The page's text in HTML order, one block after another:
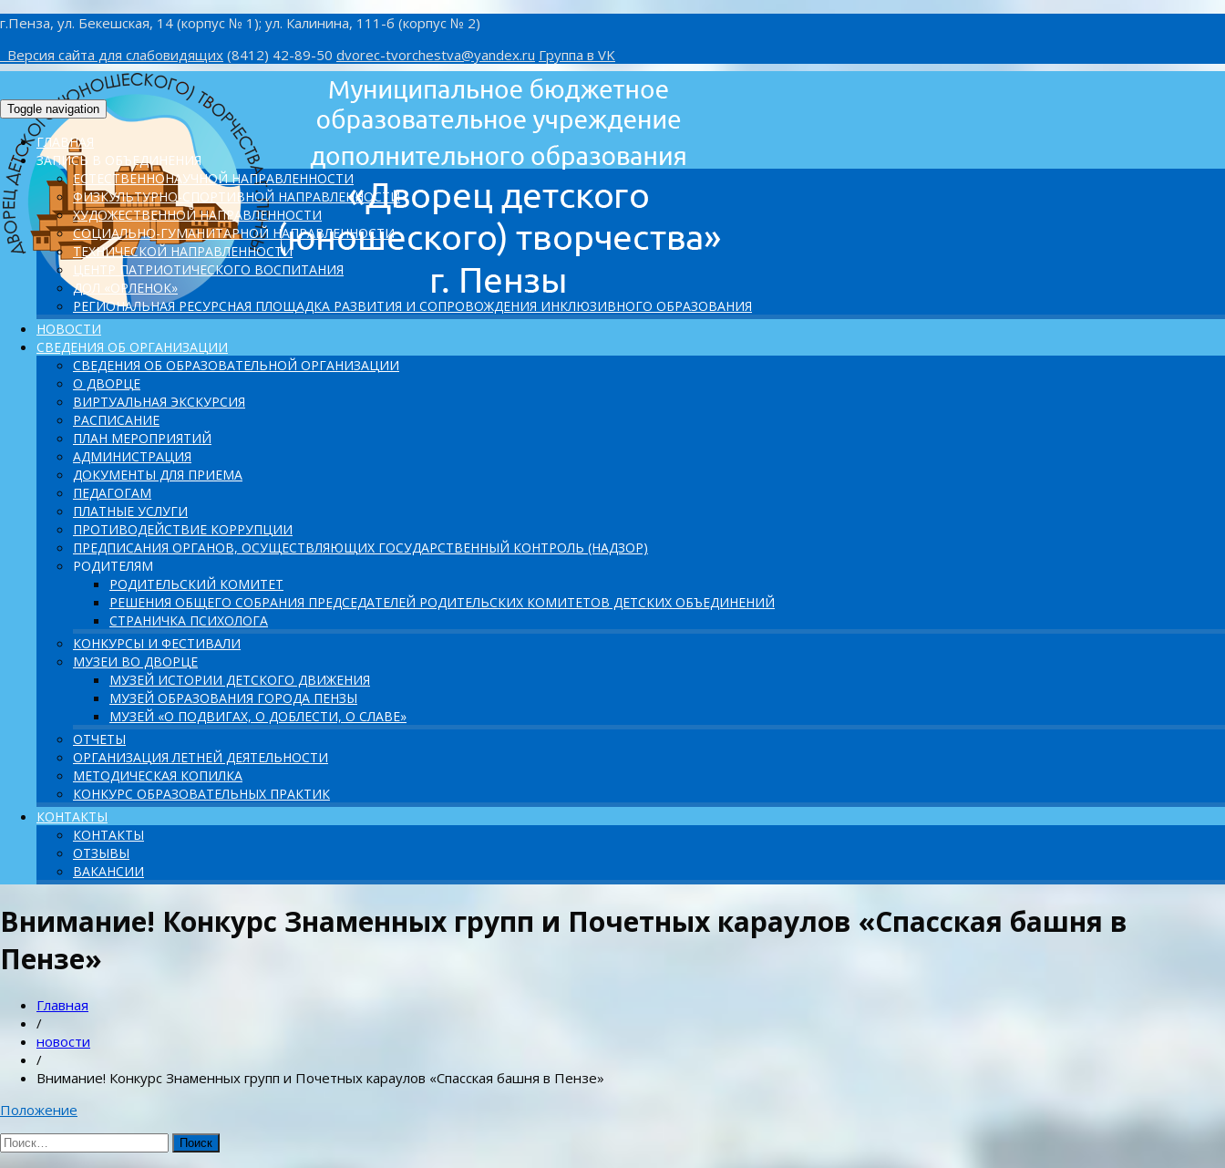
г.Пенза, ул. Бекешская, 14 (корпус № 1); ул. Калинина, 111-б (корпус № 2)
Версия сайта для слабовидящих (8412) 42-89-50 dvorec-tvorchestva@yandex.ru Группа в VK
Toggle navigation
ГЛАВНАЯ
ЗАПИСЬ В ОБЪЕДИНЕНИЯ
ЕСТЕСТВЕННОНАУЧНОЙ НАПРАВЛЕННОСТИ
ФИЗКУЛЬТУРНО-СПОРТИВНОЙ НАПРАВЛЕННОСТИ
ХУДОЖЕСТВЕННОЙ НАПРАВЛЕННОСТИ
СОЦИАЛЬНО-ГУМАНИТАРНОЙ НАПРАВЛЕННОСТИ
ТЕХНИЧЕСКОЙ НАПРАВЛЕННОСТИ
ЦЕНТР ПАТРИОТИЧЕСКОГО ВОСПИТАНИЯ
ДОЛ «ОРЛЕНОК»
PЕГИОНАЛЬНАЯ РЕСУРСНАЯ ПЛОЩАДКА РАЗВИТИЯ И СОПРОВОЖДЕНИЯ ИНКЛЮЗИВНОГО ОБРАЗОВАНИЯ
НОВОСТИ
СВЕДЕНИЯ ОБ ОРГАНИЗАЦИИ
СВЕДЕНИЯ ОБ ОБРАЗОВАТЕЛЬНОЙ ОРГАНИЗАЦИИ
О ДВОРЦЕ
ВИРТУАЛЬНАЯ ЭКСКУРСИЯ
РАСПИСАНИЕ
ПЛАН МЕРОПРИЯТИЙ
АДМИНИСТРАЦИЯ
ДОКУМЕНТЫ ДЛЯ ПРИЕМА
ПЕДАГОГАМ
ПЛАТНЫЕ УСЛУГИ
ПРОТИВОДЕЙСТВИЕ КОРРУПЦИИ
ПРЕДПИСАНИЯ ОРГАНОВ, ОСУЩЕСТВЛЯЮЩИХ ГОСУДАРСТВЕННЫЙ КОНТРОЛЬ (НАДЗОР)
РОДИТЕЛЯМ
РОДИТЕЛЬСКИЙ КОМИТЕТ
РЕШЕНИЯ ОБЩЕГО СОБРАНИЯ ПРЕДСЕДАТЕЛЕЙ РОДИТЕЛЬСКИХ КОМИТЕТОВ ДЕТСКИХ ОБЪЕДИНЕНИЙ
СТРАНИЧКА ПСИХОЛОГА
КОНКУРСЫ И ФЕСТИВАЛИ
МУЗЕИ ВО ДВОРЦЕ
МУЗЕЙ ИСТОРИИ ДЕТСКОГО ДВИЖЕНИЯ
МУЗЕЙ ОБРАЗОВАНИЯ ГОРОДА ПЕНЗЫ
МУЗЕЙ «О ПОДВИГАХ, О ДОБЛЕСТИ, О СЛАВЕ»
ОТЧЕТЫ
ОРГАНИЗАЦИЯ ЛЕТНЕЙ ДЕЯТЕЛЬНОСТИ
МЕТОДИЧЕСКАЯ КОПИЛКА
КОНКУРС ОБРАЗОВАТЕЛЬНЫХ ПРАКТИК
КОНТАКТЫ
КОНТАКТЫ
ОТЗЫВЫ
ВАКАНСИИ
Внимание! Конкурс Знаменных групп и Почетных караулов «Спасская башня в
Пензе»
Главная
/
новости
/
Внимание! Конкурс Знаменных групп и Почетных караулов «Спасская башня в Пензе»
Положение
Найти: